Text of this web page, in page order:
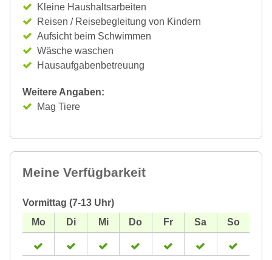
Kleine Haushaltsarbeiten
Reisen / Reisebegleitung von Kindern
Aufsicht beim Schwimmen
Wäsche waschen
Hausaufgabenbetreuung
Weitere Angaben:
Mag Tiere
Meine Verfügbarkeit
Vormittag (7-13 Uhr)